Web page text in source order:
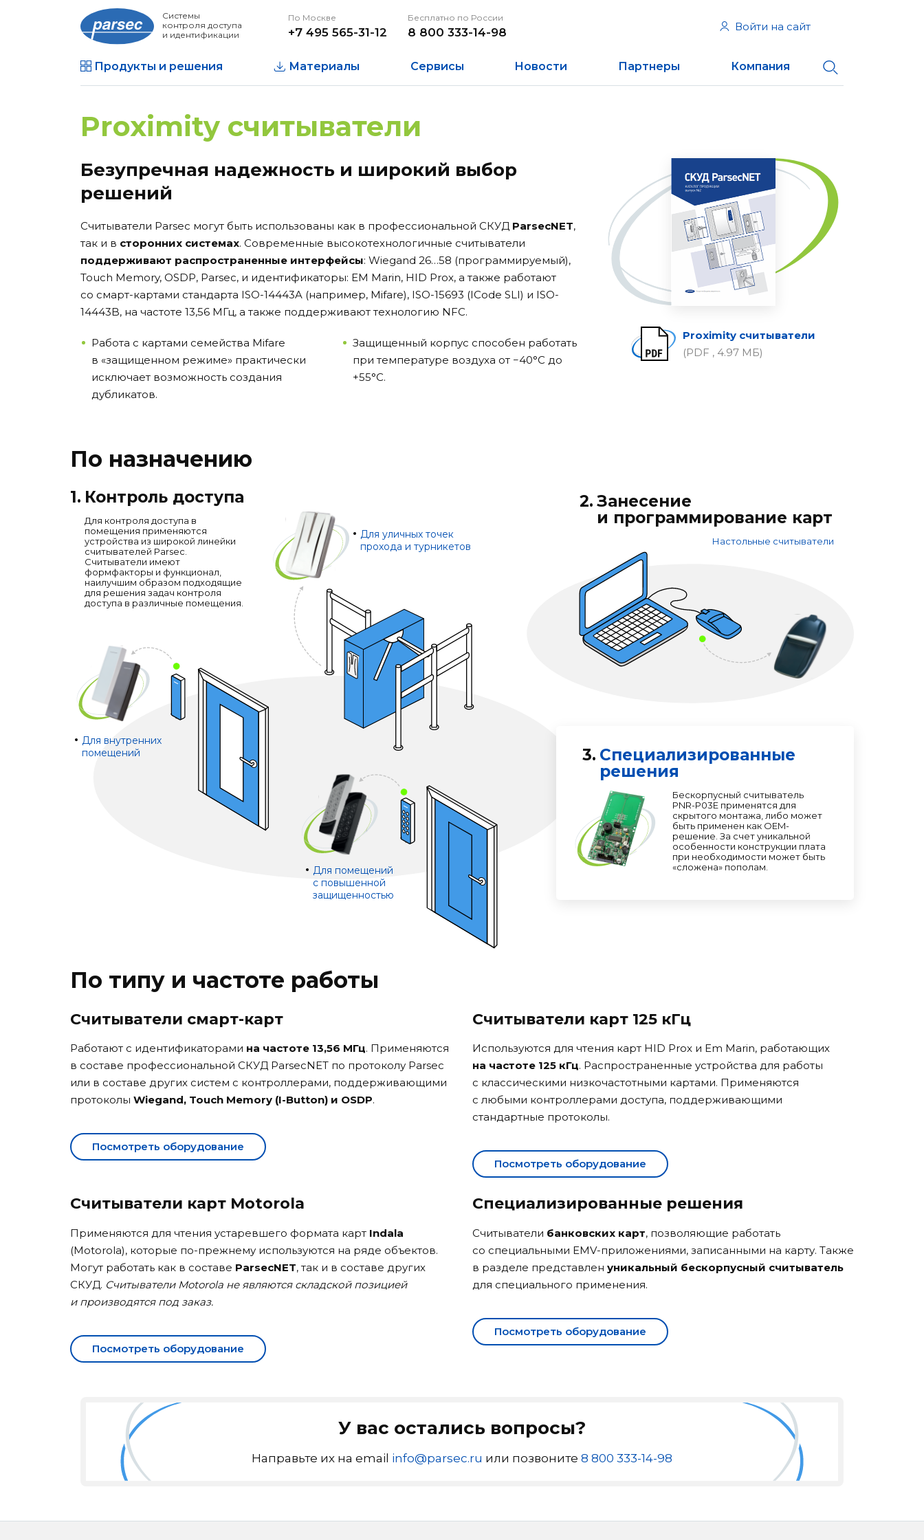
Системы
контроля доступа
и идентификации
По Москве
+7 495 565-31-12
Бесплатно по России
8 800 333-14-98 Войти на сайт
Продукты и решения Материалы Сервисы Новости Партнеры Компания
Proximity считыватели
Безупречная надежность и широкий выбор
решений
Считыватели Parsec могут быть использованы как в профессиональной СКУД ParsecNET,
так и в сторонних системах. Современные высокотехнологичные считыватели
поддерживают распространенные интерфейсы: Wiegand 26…58 (программируемый),
Touch Memory, OSDP, Parsec, и идентификаторы: EM Marin, HID Prox, а также работают
со смарт-картами стандарта ISO-14443A (например, Mifare), ISO-15693 (IСode SLI) и ISO-
14443B, на частоте 13,56 МГц, а также поддерживают технологию NFC.
Работа с картами семейства Mifare
в «защищенном режиме» практически
исключает возможность создания
дубликатов.
Защищенный корпус способен работать
при температуре воздуха от −40°С до
+55°С.
Proximity считыватели
(PDF , 4.97 МБ)
По назначению
1. Контроль доступа
Для контроля доступа в
помещения применяются
устройства из широкой линейки
считывателей Parsec.
Считыватели имеют
формфакторы и функционал,
наилучшим образом подходящие
для решения задач контроля
доступа в различные помещения.
2. Занесение
и программирование карт
Настольные считыватели
3. Специализированные
решения
Бескорпусный считыватель
PNR-P03E применятся для
скрытого монтажа, либо может
быть применен как OEM-
решение. За счет уникальной
особенности конструкции плата
при необходимости может быть
«сложена» пополам.
Для внутренних
помещений
Для уличных точек
прохода и турникетов
Для помещений
с повышенной
защищенностью
По типу и частоте работы
Считыватели смарт-карт
Работают с идентификаторами на частоте 13,56 МГц. Применяются
в составе профессиональной СКУД ParsecNET по протоколу Parsec
или в составе других систем с контроллерами, поддерживающими
протоколы Wiegand, Touch Memory (I-Button) и OSDP.
Посмотреть оборудование
Считыватели карт 125 кГц
Используются для чтения карт HID Prox и Em Marin, работающих
на частоте 125 кГц. Распространенные устройства для работы
с классическими низкочастотными картами. Применяются
с любыми контроллерами доступа, поддерживающими
стандартные протоколы.
Посмотреть оборудование
Считыватели карт Motorola
Применяются для чтения устаревшего формата карт Indala
(Motorola), которые по-прежнему используются на ряде объектов.
Могут работать как в составе ParsecNET, так и в составе других
СКУД. Считыватели Motorola не являются складской позицией
и производятся под заказ.
Посмотреть оборудование
Специализированные решения
Считыватели банковских карт, позволяющие работать
со специальными EMV-приложениями, записанными на карту. Также
в разделе представлен уникальный бескорпусный считыватель
для специального применения.
Посмотреть оборудование
У вас остались вопросы?
Направьте их на email info@parsec.ru или позвоните 8 800 333-14-98